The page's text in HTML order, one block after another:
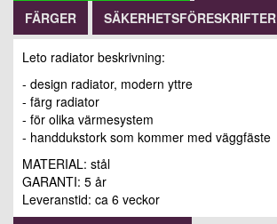
FÄRGER
SÄKERHETSFÖRESKRIFTER
Leto radiator beskrivning:
- design radiator, modern yttre
- färg radiator
- för olika värmesystem
- handdukstork som kommer med väggfäste
MATERIAL: stål
GARANTI: 5 år
Leveranstid: ca 6 veckor